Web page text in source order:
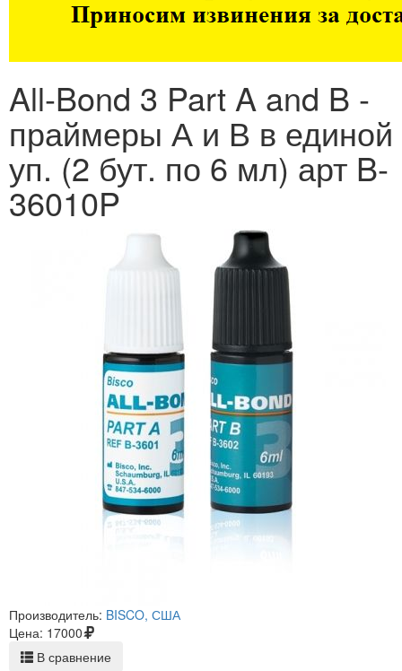
All-Bond 3 Part A and B -
праймеры А и В в единой
уп. (2 бут. по 6 мл) арт B-
36010P
Производитель: BISCO, США
Цена: 17000
В сравнение